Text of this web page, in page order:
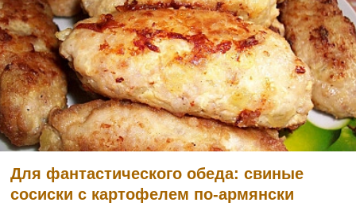
Для фантастического обеда: свиные
сосиски с картофелем по-армянски